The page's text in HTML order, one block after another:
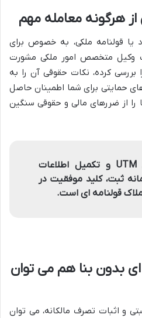
هرگونه معامله مهم
یا قولنامه ملکی، به خصوص برای
وکیل متخصص امور ملکی مشورت
بررسی کرده، نکات حقوقی آن را به
حمایتی برای شما اطمینان حاصل
را از ضررهای مالی و حقوقی سنگین
داشتن نقشه دقیق UTM و تکمیل اطلاعات
ثبت، کلید موفقیت در
قولنامه ای است.
ای بدون بنا هم می توان
و اثبات تصرف مالکانه، می توان